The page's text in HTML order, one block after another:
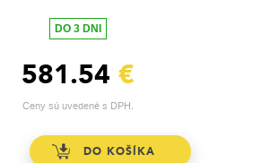
DO 3 DNI
581.54 €
Ceny sú uvedené s DPH.